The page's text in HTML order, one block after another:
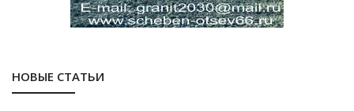
НОВЫЕ СТАТЬИ